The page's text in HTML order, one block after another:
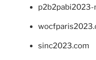
p2b2pabi2023-
sinc2023.com